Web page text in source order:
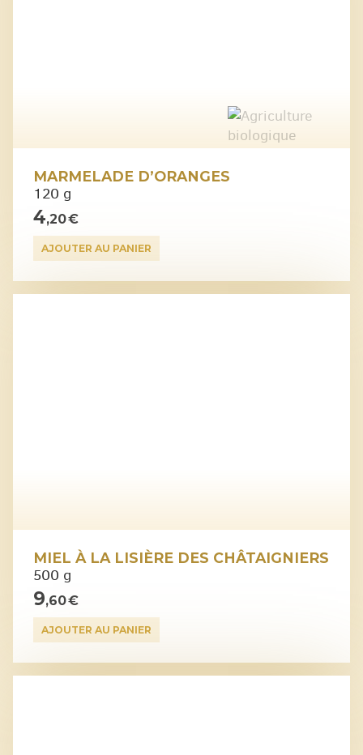
MARMELADE D’ORANGES
120 g
4,20 €
AJOUTER AU PANIER
MIEL À LA LISIÈRE DES CHÂTAIGNIERS
500 g
9,60 €
AJOUTER AU PANIER